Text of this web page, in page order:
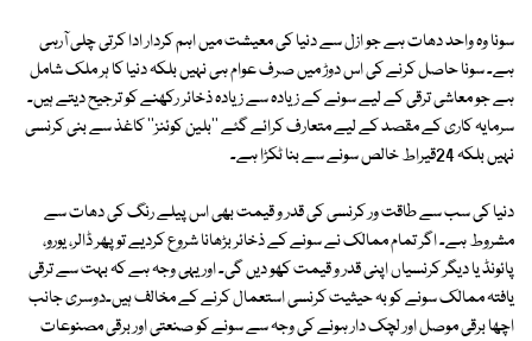
سونا وہ واحد دھات ہے جو ازل سے دنیا کی معیشت میں اہم کردار ادا کرتی چلی آرہی
ہے۔ سونا حاصل کرنے کی اس دوڑ میں صرف عوام ہی نہیں بلکہ دنیا کا ہر ملک شامل
ہے جو معاشی ترقی کے لیے سونے کے زیادہ سے زیادہ ذخائر رکھنے کو ترجیح دیتے ہیں۔
سرمایہ کاری کے مقصد کے لیے متعارف کرائے گئے ''بلین کوئنز'' کاغذ سے بنی کرنسی
نہیں بلکہ 24قیراط خالص سونے سے بنا ٹکڑا ہے۔
دنیا کی سب سے طاقت ور کرنسی کی قدر و قیمت بھی اس پیلے رنگ کی دھات سے
مشروط ہے۔ اگر تمام ممالک نے سونے کے ذخائر بڑھانا شروع کردیے تو پھر ڈالر، یورو،
پائونڈ یا دیگر کرنسیاں اپنی قدر و قیمت کھو دیں گی۔ اور یہی وجہ ہے کہ بہت سے ترقی
یافتہ ممالک سونے کو بہ حیثیت کرنسی استعمال کرنے کے مخالف ہیں۔دوسری جانب
اچھا برقی موصل اور لچک دار ہونے کی وجہ سے سونے کو صنعتی اور برقی مصنوعات